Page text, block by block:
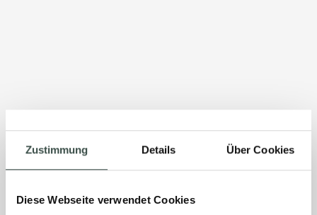
Zustimmung Details Über Cookies
Diese Webseite verwendet Cookies